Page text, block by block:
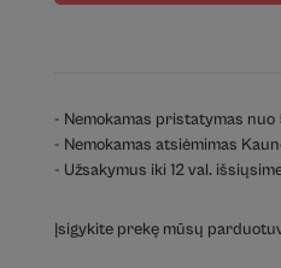
- Nemokamas pristatymas nuo
- Nemokamas atsiėmimas
- Užsakymus iki 12 val.
Įsigykite prekę mūsų